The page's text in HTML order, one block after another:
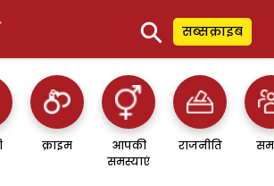
⚲ सब्सक्राइब
क्राइम
आपकी
समस्याएं
राजनीति